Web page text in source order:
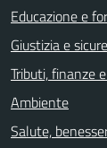
Educazione e
Giustizia e
Tributi, finanze
Ambiente
Salute,